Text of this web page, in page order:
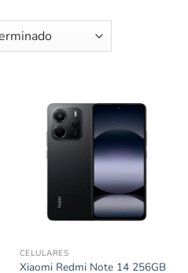
CELULARES
Xiaomi Redmi Note 14 256GB